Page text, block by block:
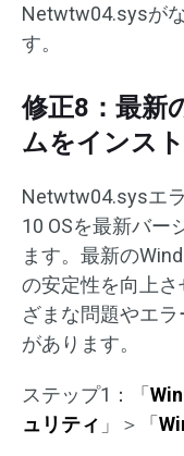
Netwtw04.sysが
す。
修正8：最新
ムをインス
Netwtw04.sysエ
10 OSを最新バー
ます。最新の
の安定性を向上
ざまな問題やエ
があります。
ステップ1：「
ュリティ 」＞「